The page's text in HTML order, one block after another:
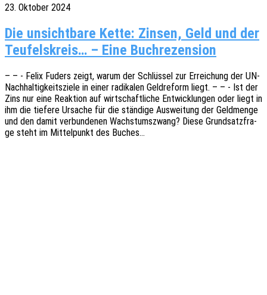
23. Oktober 2024
Die unsichtbare Kette: Zinsen, Geld und der
Teufelskreis… – Eine Buchrezension
– – - Felix Fuders zeigt, warum der Schlüs­sel zur Errei­chung der UN-
Nach­hal­­ti­g­keits­­zie­­le in einer radi­ka­len Geld­re­form liegt. – – - Ist der
Zins nur eine Reak­ti­on auf wirt­schaft­li­che Entwick­lun­gen oder liegt in
ihm die tiefe­re Ursa­che für die stän­di­ge Auswei­tung der Geld­men­ge
und den damit verbun­de­nen Wachs­tums­zwang? Diese Grund­satz­fra­
ge steht im Mittel­punkt des Buches…